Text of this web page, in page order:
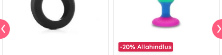
-20% Allahindlus